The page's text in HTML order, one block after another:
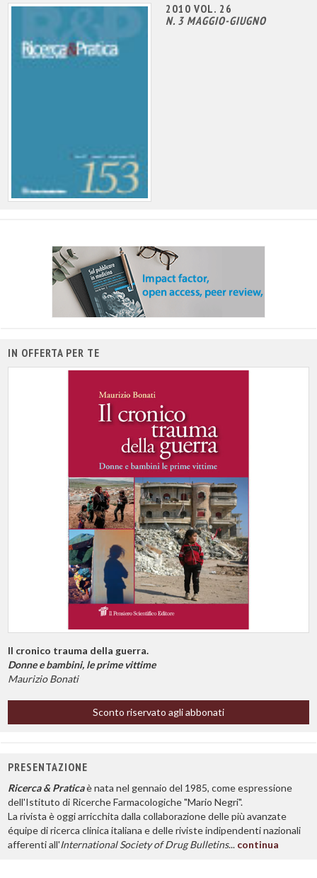
2010 VOL. 26
N. 3 MAGGIO-GIUGNO
IN OFFERTA PER TE
Il cronico trauma della guerra.
Donne e bambini, le prime vittime
Maurizio Bonati
Sconto riservato agli abbonati
PRESENTAZIONE
Ricerca & Praticaè nata nel gennaio del 1985, come espressione
dell'Istituto di Ricerche Farmacologiche "Mario Negri".
La rivista è oggi arricchita dalla collaborazione delle più avanzate
équipe di ricerca clinica italiana e delle riviste indipendenti nazionali
afferenti all'International Society of Drug Bulletins... continua